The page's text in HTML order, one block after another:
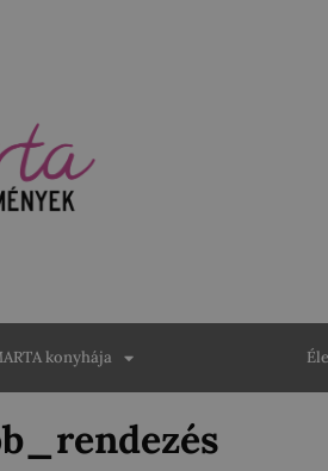
konyhája